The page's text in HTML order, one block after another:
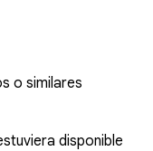
o similares
disponible